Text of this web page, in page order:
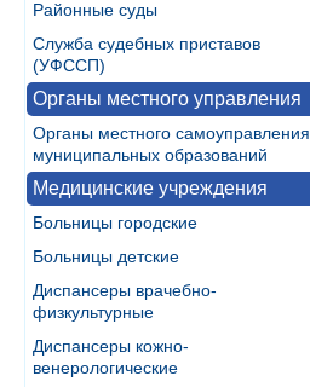
Районные суды
Служба судебных приставов
(УФССП)
Органы местного управления
Органы местного самоуправления
муниципальных образований
Медицинские учреждения
Больницы городские
Больницы детские
Диспансеры врачебно-
физкультурные
Диспансеры кожно-
венерологические